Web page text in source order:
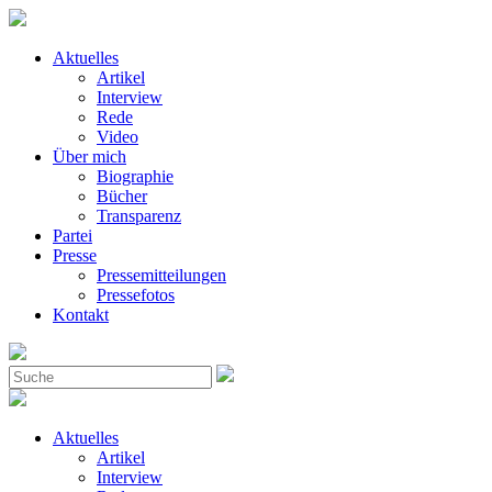
Aktuelles
Artikel
Interview
Rede
Video
Über mich
Biographie
Bücher
Transparenz
Partei
Presse
Pressemitteilungen
Pressefotos
Kontakt
Aktuelles
Artikel
Interview